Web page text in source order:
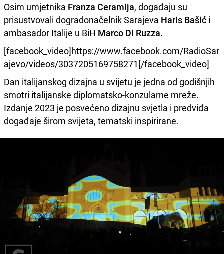
Osim umjetnika Franza Ceramija, događaju su
prisustvovali dogradonačelnik Sarajeva Haris Bašić i
ambasador Italije u BiH Marco Di Ruzza.
[facebook_video]https://www.facebook.com/RadioSar
ajevo/videos/3037205169758271[/facebook_video]
Dan italijanskog dizajna u svijetu je jedna od godišnjih
smotri italijanske diplomatsko-konzularne mreže.
Izdanje 2023 je posvećeno dizajnu svjetla i predviđa
događaje širom svijeta, tematski inspirirane.